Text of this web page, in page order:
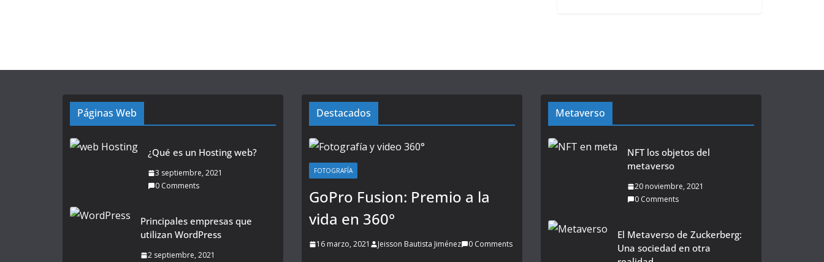
Páginas Web
¿Qué es un Hosting web?
3 septiembre, 2021
0 Comments
Principales empresas que
utilizan WordPress
2 septiembre, 2021
Destacados
FOTOGRAFÍA
GoPro Fusion: Premio a la
vida en 360°
16 marzo, 2021 Jeisson Bautista Jiménez 0 Comments
Metaverso
NFT los objetos del
metaverso
20 noviembre, 2021
0 Comments
El Metaverso de Zuckerberg:
Una sociedad en otra